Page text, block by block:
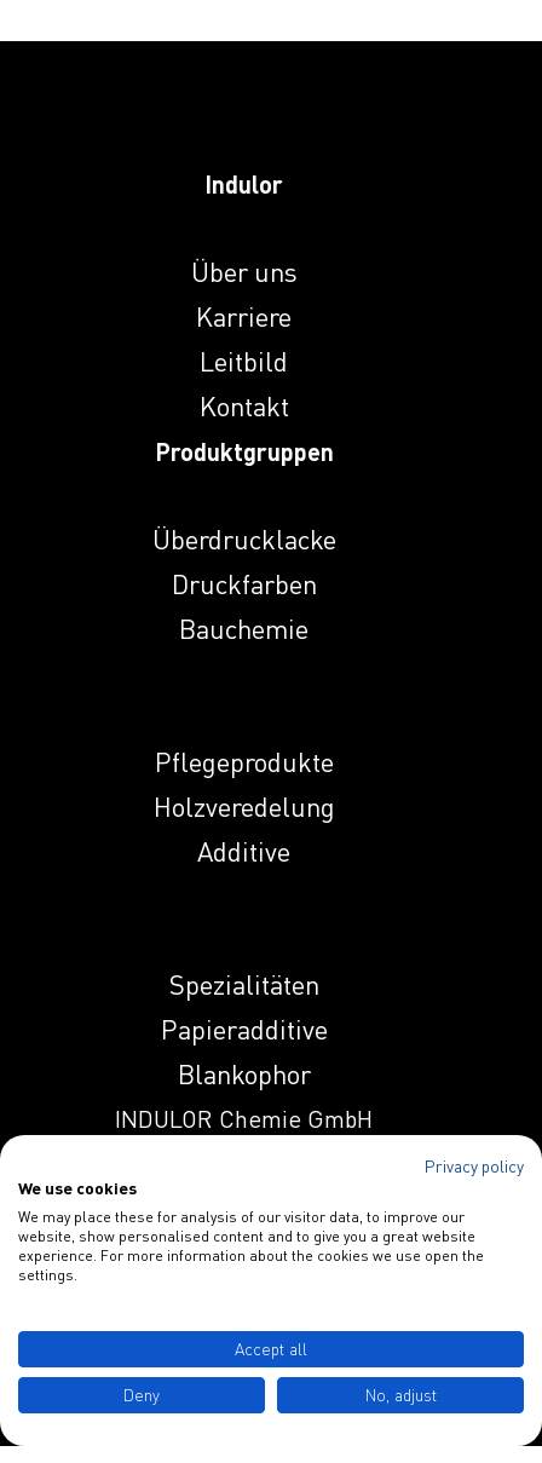
Induprint PAC 307
Induprint PAC 308
Induprint PAC 317
Induprint PAC 319
Induprint PAC
Induprint PAC 357
Induprint PAC
4201 S
Induprint PAC
4206 H
4212 H
Induprint PAC
Indulor
Über uns
Karriere
Leitbild
Kontakt
Produktgruppen
Überdrucklacke
Druckfarben
Bauchemie
Pflegeprodukte
Holzveredelung
Additive
Spezialitäten
Papieradditive
Blankophor
INDULOR Chemie GmbH
D-49577 Ankum
info@indulor.de
Privacy policy
We use cookies
We may place these for analysis of our visitor data, to improve our
website, show personalised content and to give you a great website
experience. For more information about the cookies we use open the
settings.
Accept all
Deny No, adjust